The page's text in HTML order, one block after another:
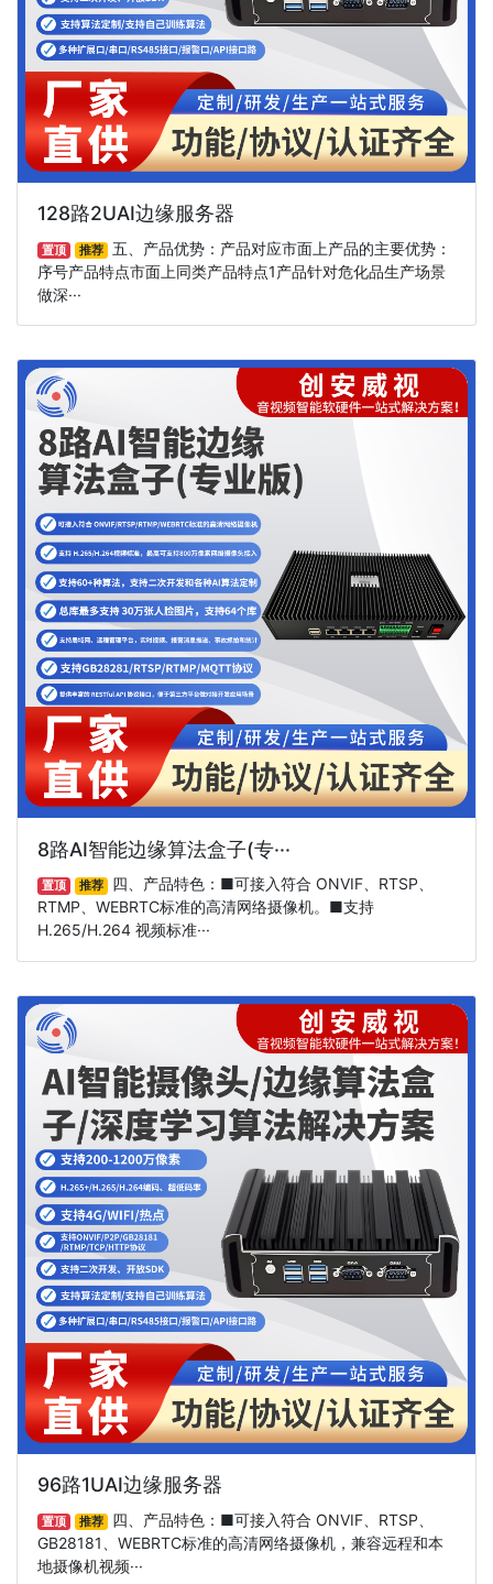
128路2UAI边缘服务器
置顶 推荐
五、产品优势：产品对应市面上产品的主要优势：
序号产品特点市面上同类产品特点1产品针对危化品生产场景
做深···
8路AI智能边缘算法盒子(专···
置顶 推荐
四、产品特色：■可接入符合 ONVIF、RTSP、
RTMP、WEBRTC标准的高清网络摄像机。■支持
H.265/H.264 视频标准···
96路1UAI边缘服务器
置顶 推荐
四、产品特色：■可接入符合 ONVIF、RTSP、
GB28181、WEBRTC标准的高清网络摄像机，兼容远程和本
地摄像机视频···